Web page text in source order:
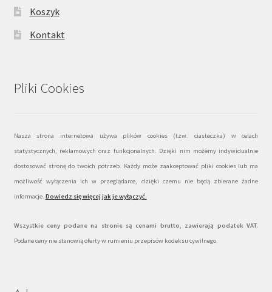
Koszyk
Kontakt
Pliki Cookies
Nasza strona internetowa używa plików cookies (tzw. ciasteczka) w celach
statystycznych, reklamowych oraz funkcjonalnych. Dzięki nim możemy indywidualnie
dostosować stronę do twoich potrzeb. Każdy może zaakceptować pliki cookies lub ma
możliwość wyłączenia ich w przeglądarce, dzięki czemu nie będą zbierane żadne
informacje. Dowiedz się więcej jak je wyłączyć.
Wszystkie ceny podane na stronie są cenami brutto, zawierają podatek VAT.
Podane ceny nie stanowią oferty w rumieniu przepisów kodeksu cywilnego.